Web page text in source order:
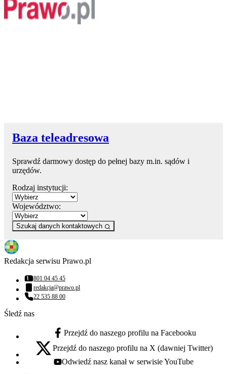
Baza teleadresowa
Sprawdź darmowy dostęp do pełnej bazy m.in. sądów i
urzędów.
Rodzaj instytucji:
Województwo:
Szukaj danych kontaktowych
Redakcja serwisu Prawo.pl
Numer telefonu:
801 04 45 45
Adres email:
redakcja@prawo.pl
Numer telefonu:
22 535 88 00
Śledź nas
facebook - otwiera się w nowej karcie
Przejdź do naszego profilu na Facebooku
x - otwiera się w nowej karcie
Przejdź do naszego profilu na X (dawniej Twitter)
youtube - otwiera się w nowej karcie
Odwiedź nasz kanał w serwisie YouTube